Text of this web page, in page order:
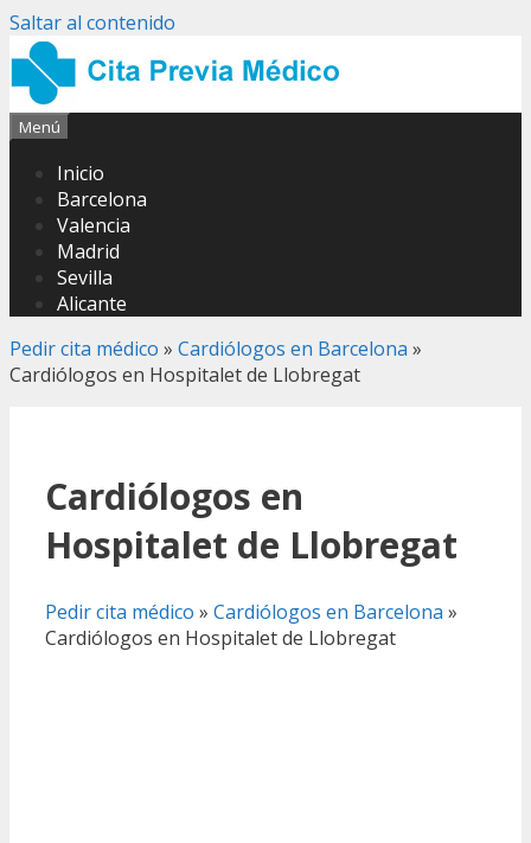
Saltar al contenido
Menú
Inicio
Barcelona
Valencia
Madrid
Sevilla
Alicante
Pedir cita médico » Cardiólogos en Barcelona »
Cardiólogos en Hospitalet de Llobregat
Cardiólogos en
Hospitalet de Llobregat
Pedir cita médico » Cardiólogos en Barcelona »
Cardiólogos en Hospitalet de Llobregat